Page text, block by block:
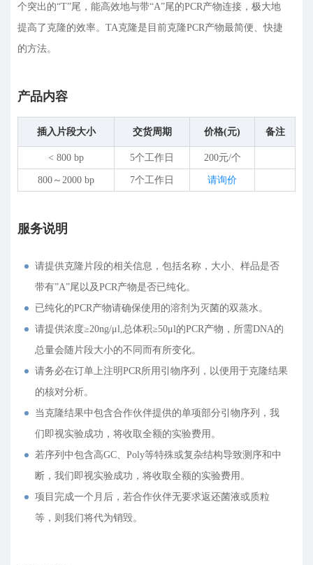
个突出的“T”尾，能高效地与带“A”尾的PCR产物连接，极大地
提高了克隆的效率。TA克隆是目前克隆PCR产物最简便、快捷
的方法。
产品内容
插入片段大小 交货周期 价格(元) 备注
< 800 bp 5个工作日 200元/个
800～2000 bp 7个工作日 请询价
服务说明
请提供克隆片段的相关信息，包括名称，大小、样品是否
带有”A”尾以及PCR产物是否已纯化。
已纯化的PCR产物请确保使用的溶剂为灭菌的双蒸水。
请提供浓度≥20ng/μl,总体积≥50μl的PCR产物，所需DNA的
总量会随片段大小的不同而有所变化。
请务必在订单上注明PCR所用引物序列，以便用于克隆结果
的核对分析。
当克隆结果中包含合作伙伴提供的单项部分引物序列，我
们即视实验成功，将收取全额的实验费用。
若序列中包含高GC、Poly等特殊或复杂结构导致测序和中
断，我们即视实验成功，将收取全额的实验费用。
项目完成一个月后，若合作伙伴无要求返还菌液或质粒
等，则我们将代为销毁。